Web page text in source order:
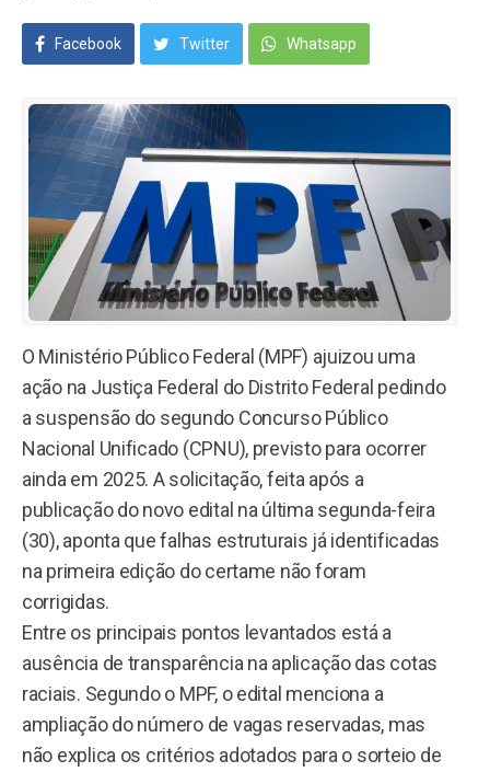
Facebook Twitter Whatsapp
O Ministério Público Federal (MPF) ajuizou uma
ação na Justiça Federal do Distrito Federal pedindo
a suspensão do segundo Concurso Público
Nacional Unificado (CPNU), previsto para ocorrer
ainda em 2025. A solicitação, feita após a
publicação do novo edital na última segunda-feira
(30), aponta que falhas estruturais já identificadas
na primeira edição do certame não foram
corrigidas.
Entre os principais pontos levantados está a
ausência de transparência na aplicação das cotas
raciais. Segundo o MPF, o edital menciona a
ampliação do número de vagas reservadas, mas
não explica os critérios adotados para o sorteio de